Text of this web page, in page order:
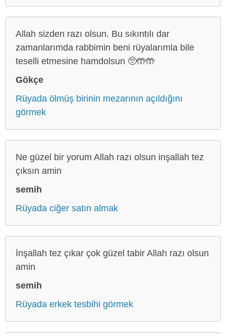
Allah sizden razı olsun. Bu sıkıntılı dar
zamanlarımda rabbimin beni rüyalarımla bile
teselli etmesine hamdolsun 🥺🤲🤲
Gökçe
Rüyada ölmüş birinin mezarının açıldığını
görmek
Ne güzel bir yorum Allah razı olsun inşallah tez
çıksın amin
semih
Rüyada ciğer satın almak
İnşallah tez çıkar çok güzel tabir Allah razı olsun
amin
semih
Rüyada erkek tesbihi görmek